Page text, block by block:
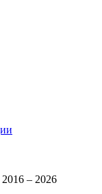
– 2026